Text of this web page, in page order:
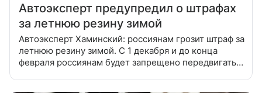
Автоэксперт предупредил о штрафах
за летнюю резину зимой
Автоэксперт Хаминский: россиянам грозит штраф за
летнюю резину зимой. С 1 декабря и до конца
февраля россиянам будет запрещено передвигаться